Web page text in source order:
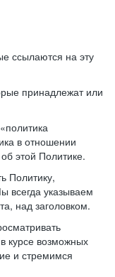
ссылаются на эту
принадлежат или
в отношении
этой Политике.
Политику,
всегда указываем
над заголовком.
курсе возможных
и стремимся